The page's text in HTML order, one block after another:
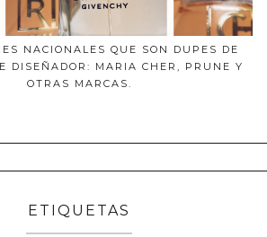
NACIONALES QUE SON DUPES DE
DISEÑADOR: MARIA CHER, PRUNE Y
OTRAS MARCAS.
ETIQUETAS